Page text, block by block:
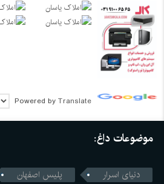
Powered by Translate
موضوعات داغ:
دنیای اسرار
پلیس اصفهان